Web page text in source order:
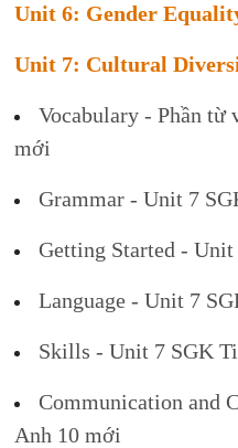
Unit 6: Gender
Unit 7: Cultural
Vocabulary - Phần từ
mới
Grammar - Unit 7
Getting Started -
Language - Unit 7
Skills - Unit 7 SGK
Communication and
Anh 10 mới